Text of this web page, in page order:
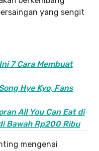
yang sengit
7 Cara Membuat
Hye Kyo, Fans
All You Can Eat di
Bawah Rp200 Ribu
mengenai